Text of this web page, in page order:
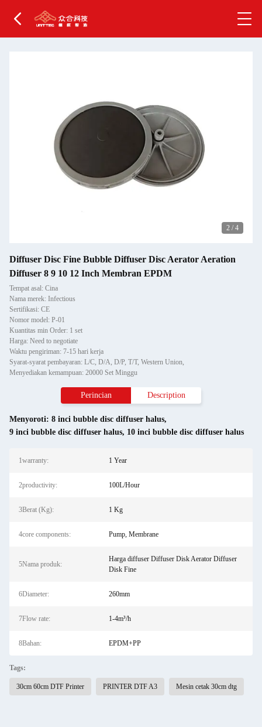
2 / 4
Diffuser Disc Fine Bubble Diffuser Disc Aerator Aeration
Diffuser 8 9 10 12 Inch Membran EPDM
Tempat asal: Cina
Nama merek: Infectious
Sertifikasi: CE
Nomor model: P-01
Kuantitas min Order: 1 set
Harga: Need to negotiate
Waktu pengiriman: 7-15 hari kerja
Syarat-syarat pembayaran: L/C, D/A, D/P, T/T, Western Union,
Menyediakan kemampuan: 20000 Set Minggu
Perincian Description
Menyoroti: 8 inci bubble disc diffuser halus,
9 inci bubble disc diffuser halus, 10 inci bubble disc diffuser halus
1warranty: 1 Year
2productivity: 100L/Hour
3Berat (Kg): 1 Kg
4core components: Pump, Membrane
5Nama produk:
Harga diffuser Diffuser Disk Aerator Diffuser
Disk Fine
6Diameter: 260mm
7Flow rate: 1-4m³/h
8Bahan: EPDM+PP
Tags:
30cm 60cm DTF Printer PRINTER DTF A3 Mesin cetak 30cm dtg